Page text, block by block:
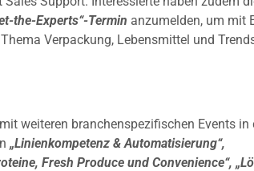
the-Experts“-Termin anzumelden, um mit
Verpackung, Lebensmittel und
weiteren branchenspezifischen Events in
„Linienkompetenz & Automatisierung“,
Fresh Produce und Convenience“,